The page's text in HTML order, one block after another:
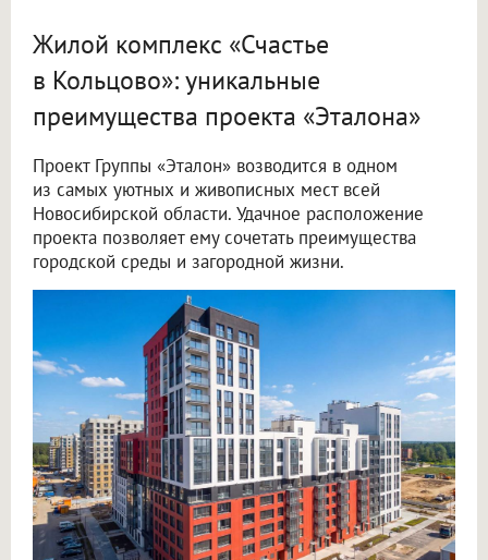
Жилой комплекс «Счастье
в Кольцово»: уникальные
преимущества проекта «Эталона»
Проект Группы «Эталон» возводится в одном
из самых уютных и живописных мест всей
Новосибирской области. Удачное расположение
проекта позволяет ему сочетать преимущества
городской среды и загородной жизни.